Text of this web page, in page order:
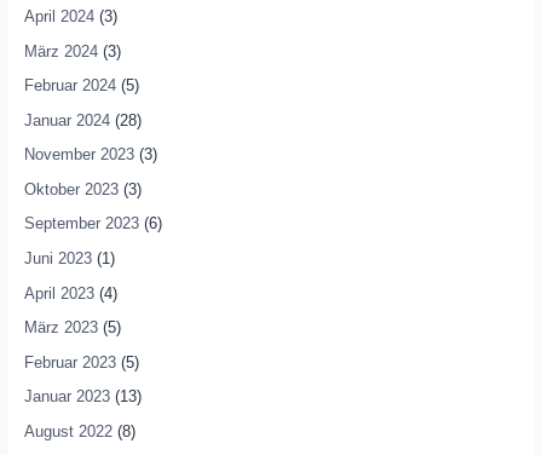
April 2024(3)
März 2024(3)
Februar 2024(5)
Januar 2024(28)
November 2023(3)
Oktober 2023(3)
September 2023(6)
Juni 2023(1)
April 2023(4)
März 2023(5)
Februar 2023(5)
Januar 2023(13)
August 2022(8)